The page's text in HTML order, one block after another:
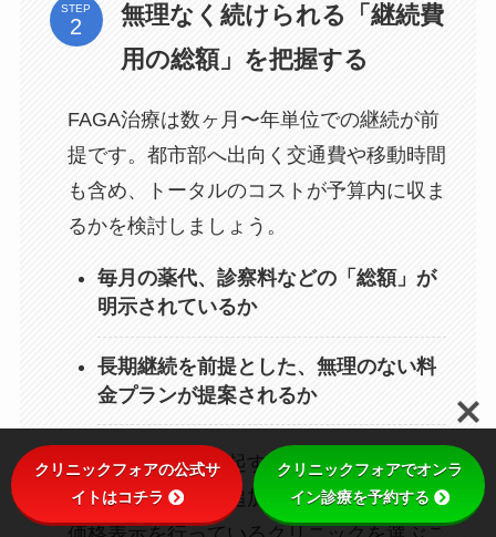
STEP
無理なく続けられる「継続費
用の総額」を把握する
FAGA治療は数ヶ月〜年単位での継続が前
提です。都市部へ出向く交通費や移動時間
も含め、トータルのコストが予算内に収ま
るかを検討しましょう。
毎月の薬代、診察料などの「総額」が
明示されているか
長期継続を前提とした、無理のない料
金プランが提案されるか
消費者庁が注意喚起する景品表示法の観点
からも、不透明な追加費用がなく、適切な
クリニックフォアの公式サ
イトはコチラ
クリニックフォアでオンラ
イン診療を予約する